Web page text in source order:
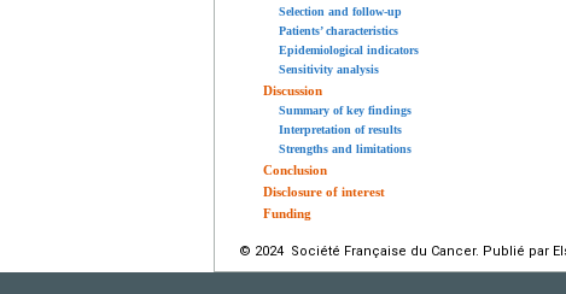
Selection and follow-up
Patients’ characteristics
Epidemiological indicators
Sensitivity analysis
Discussion
Summary of key findings
Interpretation of results
Strengths and limitations
Conclusion
Disclosure of interest
Funding
© 2024 Société Française du Cancer. Publié par